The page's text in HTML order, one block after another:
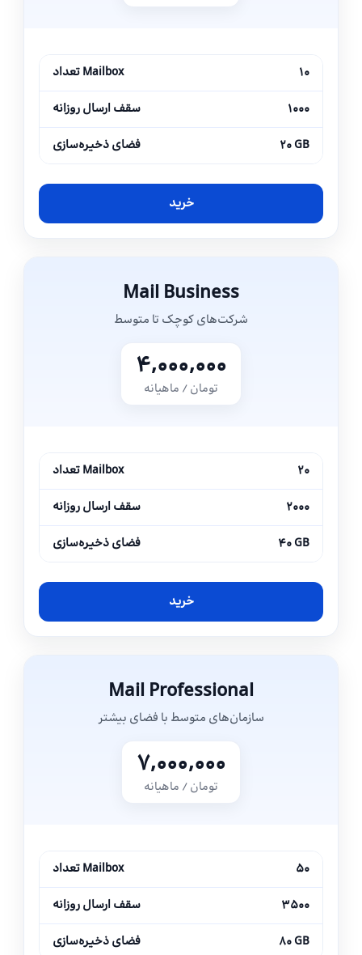
تعداد Mailbox ۱۰
سقف ارسال روزانه ۱۰۰۰
فضای ذخیره‌سازی ۲۰ GB
خرید
Mail Business
شرکت‌های کوچک تا متوسط
۴,۰۰۰,۰۰۰
تومان / ماهیانه
تعداد Mailbox ۲۰
سقف ارسال روزانه ۲۰۰۰
فضای ذخیره‌سازی ۴۰ GB
خرید
Mail Professional
سازمان‌های متوسط با فضای بیشتر
۷,۰۰۰,۰۰۰
تومان / ماهیانه
تعداد Mailbox ۵۰
سقف ارسال روزانه ۳۵۰۰
فضای ذخیره‌سازی ۸۰ GB